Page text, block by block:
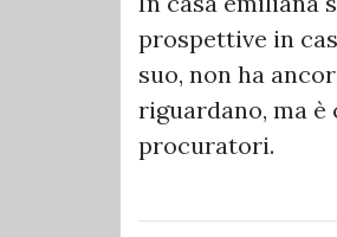
prospettive in
suo, non ha
riguardano, ma
procuratori.